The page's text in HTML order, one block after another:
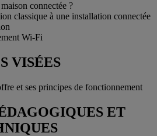
connectée ?
classique à une installation connectée
Wi-Fi
VISÉES
et ses principes de fonctionnement
ET